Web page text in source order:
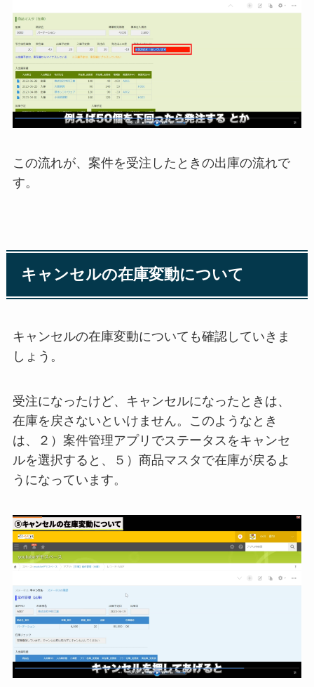
この流れが、案件を受注したときの出庫の流れで
す。
キャンセルの在庫変動について
キャンセルの在庫変動についても確認していきま
しょう。
受注になったけど、キャンセルになったときは、
在庫を戻さないといけません。このようなとき
は、２）案件管理アプリでステータスをキャンセ
ルを選択すると、５）商品マスタで在庫が戻るよ
うになっています。